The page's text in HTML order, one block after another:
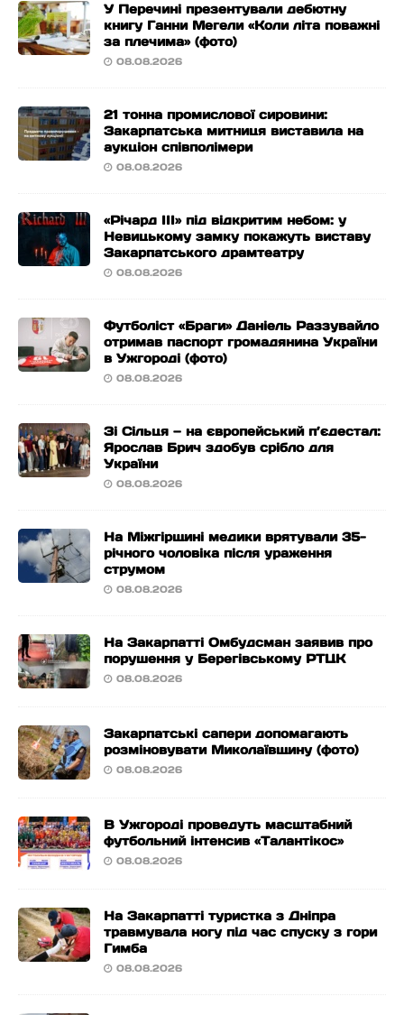
У Перечині презентували дебютну
книгу Ганни Мегели «Коли літа поважні
за плечима» (фото)
08.08.2026
21 тонна промислової сировини:
Закарпатська митниця виставила на
аукціон співполімери
08.08.2026
«Річард ІІІ» під відкритим небом: у
Невицькому замку покажуть виставу
Закарпатського драмтеатру
08.08.2026
Футболіст «Браги» Даніель Раззувайло
отримав паспорт громадянина України
в Ужгороді (фото)
08.08.2026
Зі Сільця — на європейський п’єдестал:
Ярослав Брич здобув срібло для
України
08.08.2026
На Міжгірщині медики врятували 35-
річного чоловіка після ураження
струмом
08.08.2026
На Закарпатті Омбудсман заявив про
порушення у Берегівському РТЦК
08.08.2026
Закарпатські сапери допомагають
розміновувати Миколаївщину (фото)
08.08.2026
В Ужгороді проведуть масштабний
футбольний інтенсив «Талантікос»
08.08.2026
На Закарпатті туристка з Дніпра
травмувала ногу під час спуску з гори
Гимба
08.08.2026